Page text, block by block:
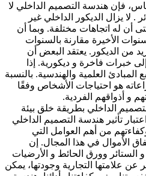
التصميم الداخلي لا
الديكور الداخلي غير
اتجاهات مختلفة. وبما أن
مقارنة بالسنوات
يعتقد البعض أن
فاخرة و ديكورية. إذا
العلمية والهندسية. بالنسبة
احتياجات الأشخاص وفقًا
الفردية.
الداخلي بطريقة خلق بيئة
هندسة التصميم الداخلي
من أهم العوامل التي
في هذا المجال. إن
وورق الحائط و الأرضيات
التجارية وجودتها، يمكن